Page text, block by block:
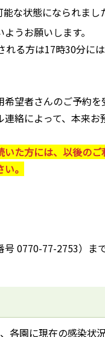
な状態になられま
うお願いします。
れる方は17時30分
望者さんのご予約
絡によって、本来
た方には、以後の
。
0770-77-2753）ま
各園に現在の感染